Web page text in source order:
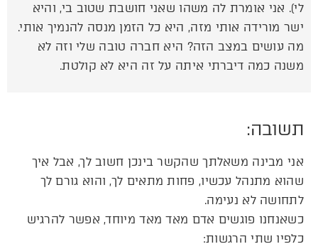
לי). אני אומרת לה משהו שאני חושבת שטוב בי, והיא
ישר מורידה אותי מזה, היא כל הזמן מנסה להנמיך אותי.
מה עושים במצב הזה? היא חברה טובה שלי וזה לא
משנה כמה דיברתי איתה על זה היא לא קולטת.
תשובה:
אני מבינה משאלתך שהקשר בינכן חשוב לך, אבל איך
שהוא מתנהל עכשיו, פחות מתאים לך, והוא גורם לך
לתחושה לא נעימה.
כשאנחנו פוגשים אדם מאד מאד מיוחד, אפשר להרגיש
כלפיו שתי הרגשות: